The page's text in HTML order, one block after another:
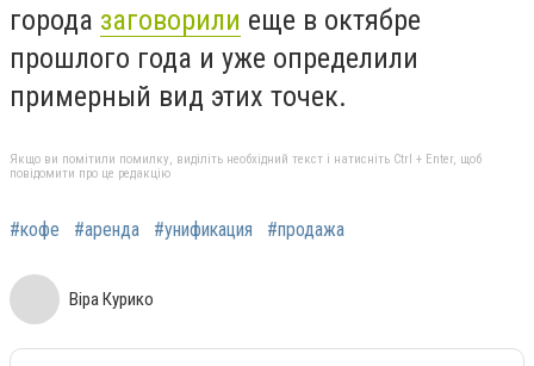
города заговорили еще в октябре
прошлого года и уже определили
примерный вид этих точек.
Якщо ви помітили помилку, виділіть необхідний текст і натисніть Ctrl + Enter, щоб
повідомити про це редакцію
#кофе #аренда #унификация #продажа
Віра Курико